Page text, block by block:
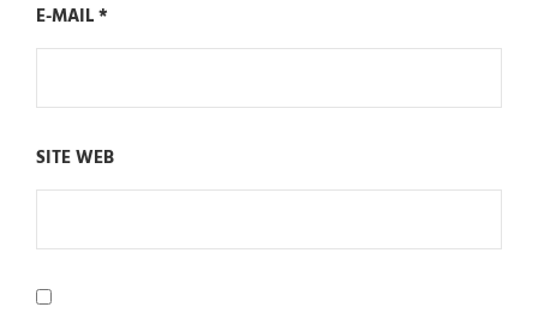
E-MAIL*
SITE WEB